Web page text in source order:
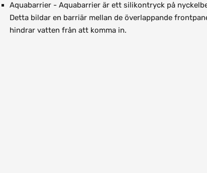
Aquabarrier - Aquabarrier är ett silikontryck på
Detta bildar en barriär mellan de överlappande
hindrar vatten från att komma in.